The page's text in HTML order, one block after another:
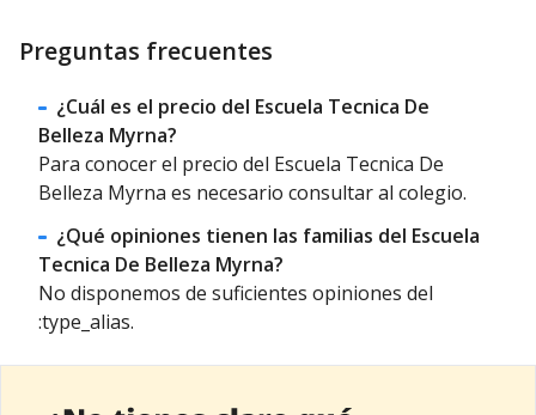
Preguntas frecuentes
¿Cuál es el precio del Escuela Tecnica De
Belleza Myrna?
Para conocer el precio del Escuela Tecnica De
Belleza Myrna es necesario consultar al colegio.
¿Qué opiniones tienen las familias del Escuela
Tecnica De Belleza Myrna?
No disponemos de suficientes opiniones del
:type_alias.